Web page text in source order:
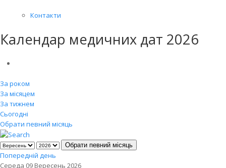
Контакти
Календар медичних дат 2026
За роком
За місяцем
За тижнем
Сьогодні
Обрати певний місяць
Обрати певний місяць
Попередній день
Середа 09 Вересень 2026